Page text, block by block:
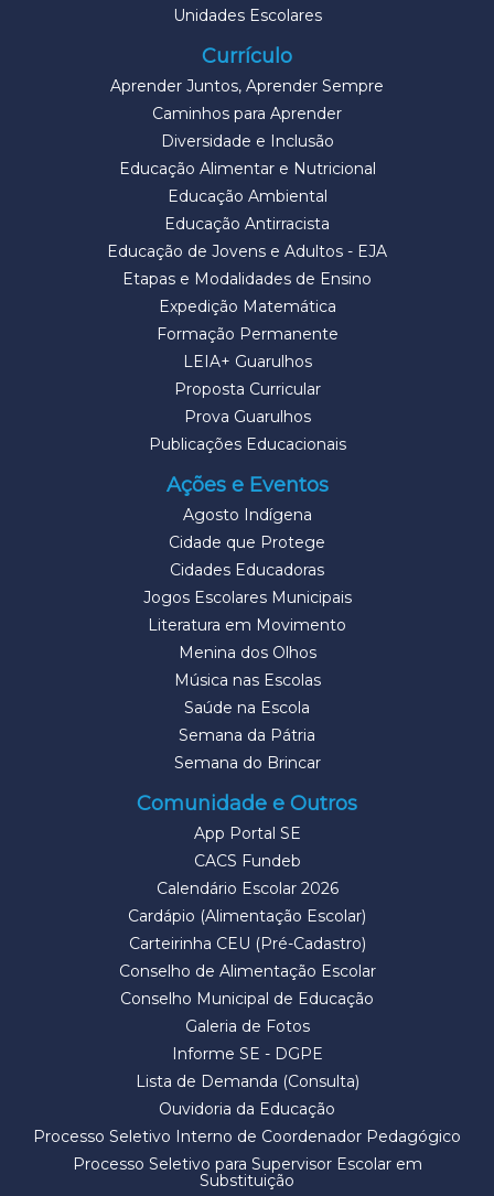
Unidades Escolares
Currículo
Aprender Juntos, Aprender Sempre
Caminhos para Aprender
Diversidade e Inclusão
Educação Alimentar e Nutricional
Educação Ambiental
Educação Antirracista
Educação de Jovens e Adultos - EJA
Etapas e Modalidades de Ensino
Expedição Matemática
Formação Permanente
LEIA+ Guarulhos
Proposta Curricular
Prova Guarulhos
Publicações Educacionais
Ações e Eventos
Agosto Indígena
Cidade que Protege
Cidades Educadoras
Jogos Escolares Municipais
Literatura em Movimento
Menina dos Olhos
Música nas Escolas
Saúde na Escola
Semana da Pátria
Semana do Brincar
Comunidade e Outros
App Portal SE
CACS Fundeb
Calendário Escolar 2026
Cardápio (Alimentação Escolar)
Carteirinha CEU (Pré-Cadastro)
Conselho de Alimentação Escolar
Conselho Municipal de Educação
Galeria de Fotos
Informe SE - DGPE
Lista de Demanda (Consulta)
Ouvidoria da Educação
Processo Seletivo Interno de Coordenador Pedagógico
Processo Seletivo para Supervisor Escolar em
Substituição